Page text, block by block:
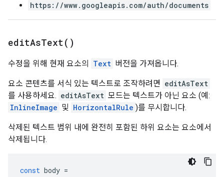
https://www.googleapis.com/auth/documents
editAsText( )
수정을 위해 현재 요소의 Text 버전을 가져옵니다.
요소 콘텐츠를 서식 있는 텍스트로 조작하려면 editAsText
를 사용하세요. editAsText 모드는 텍스트가 아닌 요소 (예:
InlineImage 및 HorizontalRule )를 무시합니다.
삭제된 텍스트 범위 내에 완전히 포함된 하위 요소는 요소에서
삭제됩니다.
const body =